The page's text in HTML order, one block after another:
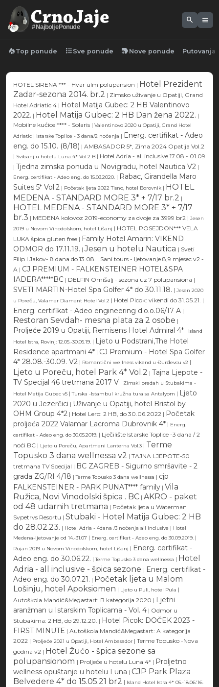
#NajboljePonude
search menu
local_fire_department Top ponude format_list_bulleted Sve ponude new_label Nove ponude Putovanja
HOTEL SIRENA *** - Hvar ulm polupansion | Hotel Prezident
Zadar-sezona 2014. br.2 | Zimsko uživanje u Opatiji, Grand
Hotel Adriatic 4 | Hotel Matija Gubec: 2 HB Valentinovo
2022. | Hotel Matija Gubec: 2 HB Dan žena 2022. |
Mobilne kućice **** - Solaris | Valentinovo 2020 u Opatiji, Grand Hotel
Adriatic | Istarske Toplice - 3 dana/2 noćenja | Energ. certifikat - Adeo
eng. do 15.10. (8/18) | AMBASADOR 5*, Zima 2024 Opatija Vol.2
| Svibanj u hotelu Luna 4* Vol.2 B | Hotel Adria - all inclusive 17.08 - 01.09
| Tjedna zimska ponuda u Novigradu, hotel Nautica V2 |
Energ. certifikat - Adeo eng. do 15.03.2020. | Rabac, Girandella Maro
Suites 5* Vol.2 | Početak ljeta 2022 Tisno, hotel Borovnik | HOTEL
MEDENA - STANDARD MORE 3* + 7/17 br.2 |
HOTEL MEDENA - STANDARD MORE 3* + 7/17
br.3 | MEDENA kolovoz 2019-economy za dvoje za 3999 br2 | Jesen
2019 u Novom Vinodolskom, hotel Lišanj | HOTEL POSEJDON*** VELA
LUKA špica gluten free | Family Hotel Amarin: VIKEND
ODMOR do 17.11.19. | Jesen u hotelu Nautica | Sveti
Filip i Jakov- 8 dana do 13.08. | Sani tours - ljetovanje 8,9 mjesec v2 -
A | CJ PREMIUM - FALKENSTEINER HOTEL&SPA
IADERA*****BC | DELFIN Omišalj - sezona uz 7 polupansiona |
SVETI MARTIN-Hotel Spa Golfer 4* do 30.11.18. | Jesen 2020
u Poreču, Valamar Diamant Hotel Vol.2 | Hotel Picok: vikendi do 31.05.21. |
Energ. certifikat - Adeo engineering d.o.o.06/17 A |
Restoran Sevdah- mesna plata za 2 osobe |
Proljeće 2019 u Opatiji, Remisens Hotel Admiral 4* | Island
Hotel Istra, Rovinj: 12.05.-30.05.19. | Ljeto u Podstrani,The Hotel
Residence apartmani 4* | CJ Premium - Hotel Spa Golfer
4* 28.08.-30.09. V2 | Romantični wellness vikend u Đurđevcu v2 |
Ljeto u Poreču, hotel Park 4* Vol.2 | Tajna Ljepote -
TV Specijal 46 tretmana 2017 V | Zimski predah u Stubakima -
Hotel Matija Gubec v5 | Turska -Istambul kružna tura sa Antalyom | Ljeto
2020 u Jezerčici | Uživanje u Opatiji, hotel Bristol by
OHM Group 4*2 | Hotel Lero: 2 HB, do 30.06.2022 | Početak
proljeća 2022 Valamar Lacroma Dubrovnik 4* | Energ.
certifikat - Adeo eng. do 30.05.2019. | Lječilište Istarske Toplice -3 dana / 2
noći BC | Ljeto u Poreču, Apartmani Lanterna Vol.3 | Terme
Topusko 3 dana wellnessa v2 | TAJNA LJEPOTE-50
tretmana TV Specijal | BC ZAGREB - Sigurno smršavite - 2
grada ZG/RI 4/18 | Terme Topusko 3 dana wellnessa | cjp
FALKENSTEINER - PARK PUNAT**** family | Vila
Ružica, Novi Vinodolski špica . BC | AKRO - paket
od 48 udarnih tretmana | Početak ljeta u Waterman
Svpetrvs Resortu | Stubaki - Hotel Matija Gubec: 2 HB
do 28.02.23. | Hotel Adria - 4dana /3 noćenja all inclusive | Hotel
Medena-ljetovanje od 14.-31.07 | Energ. certifikat - Adeo eng. do 30.09.2019. |
Rujan 2019 u Novom Vinodolskom, hotel Lišanj | Energ. certifikat -
Adeo eng. do 30.06.22. | Terme Topusko 3 dana wellnessa | Hotel
Adria - all inclusive - špica sezone | Energ. certifikat -
Adeo eng. do 30.07.21. | Početak ljeta u Malom
Lošinju, hotel Apoksiomen | Ljeto u Puli, hotel Pula |
Autoškola Mandić&Megastart: B kategorija 2020 | Ljetni
aranžman u Istarskim Toplicama - Vol. 4 | Odmor u
Stubakima: 2 HB, do 29.12.20. | Hotel Picok: DOČEK 2023 -
FIRST MINUTE | Autoškola Mandić&Megastart: A kategorija
2022 | Proljeće 2021 u Opatiji, Hotel Ambasador | Terme Topusko -Nova
godina v2 | Hotel Žućo - špica sezone sa
polupansionom | Proljeće u hotelu Luna 4* | Proljetno
wellness opuštanje u hotelu Luna | CJP Park Plaza
Belvedere 4* do 15.05.21 br2 | Island Hotel Istra 4* 05.-18.06.'16.